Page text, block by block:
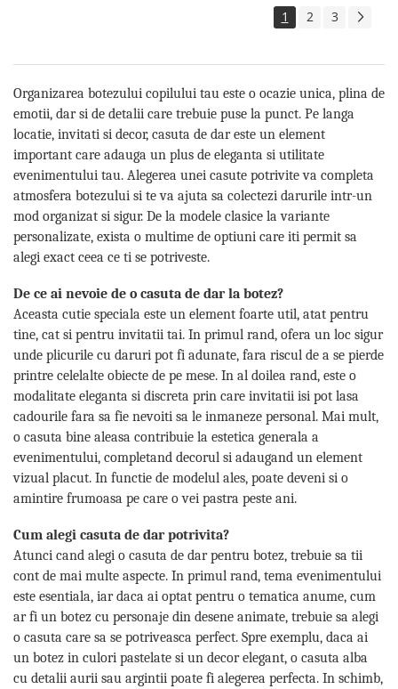
1 2 3
Organizarea botezului copilului tau este o ocazie unica, plina de
emotii, dar si de detalii care trebuie puse la punct. Pe langa
locatie, invitati si decor, casuta de dar este un element
important care adauga un plus de eleganta si utilitate
evenimentului tau. Alegerea unei casute potrivite va completa
atmosfera botezului si te va ajuta sa colectezi darurile intr-un
mod organizat si sigur. De la modele clasice la variante
personalizate, exista o multime de optiuni care iti permit sa
alegi exact ceea ce ti se potriveste.
De ce ai nevoie de o casuta de dar la botez?
Aceasta cutie speciala este un element foarte util, atat pentru
tine, cat si pentru invitatii tai. In primul rand, ofera un loc sigur
unde plicurile cu daruri pot fi adunate, fara riscul de a se pierde
printre celelalte obiecte de pe mese. In al doilea rand, este o
modalitate eleganta si discreta prin care invitatii isi pot lasa
cadourile fara sa fie nevoiti sa le inmaneze personal. Mai mult,
o casuta bine aleasa contribuie la estetica generala a
evenimentului, completand decorul si adaugand un element
vizual placut. In functie de modelul ales, poate deveni si o
amintire frumoasa pe care o vei pastra peste ani.
Cum alegi casuta de dar potrivita?
Atunci cand alegi o casuta de dar pentru botez, trebuie sa tii
cont de mai multe aspecte. In primul rand, tema evenimentului
este esentiala, iar daca ai optat pentru o tematica anume, cum
ar fi un botez cu personaje din desene animate, trebuie sa alegi
o casuta care sa se potriveasca perfect. Spre exemplu, daca ai
un botez in culori pastelate si un decor elegant, o casuta alba
cu detalii aurii sau argintii poate fi alegerea perfecta. In schimb,